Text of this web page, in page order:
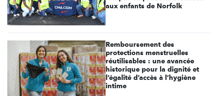
aux enfants de Norfolk
Remboursement des
protections menstruelles
réutilisables : une avancée
historique pour la dignité et
l’égalité d’accès à l’hygiène
intime